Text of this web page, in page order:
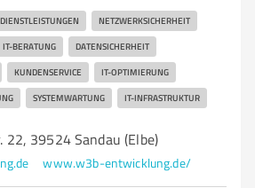
NETZWERKSICHERHEIT
IT-BERATUNG DATENSICHERHEIT
KUNDENSERVICE IT-OPTIMIERUNG
SYSTEMWARTUNG IT-INFRASTRUKTUR
22, 39524 Sandau (Elbe)
www.w3b-entwicklung.de/